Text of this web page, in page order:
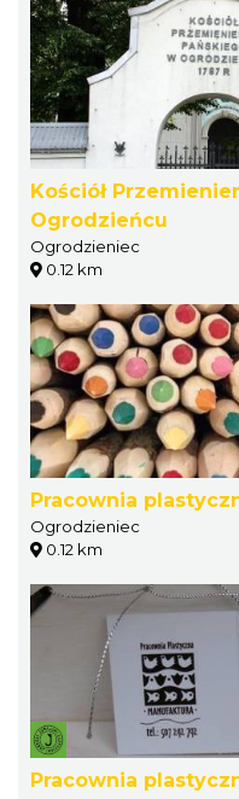
Kościół
Ogrodzieńcu
Ogrodzieniec
0.12 km
Pracownia
Ogrodzieniec
0.12 km
Pracownia